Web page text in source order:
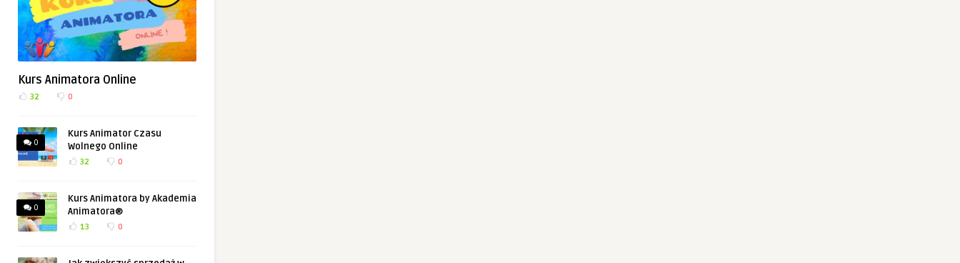
Kurs Animatora Online
32 0
0
Kurs Animator Czasu
Wolnego Online
32 0
0
Kurs Animatora by Akademia
Animatora®
13 0